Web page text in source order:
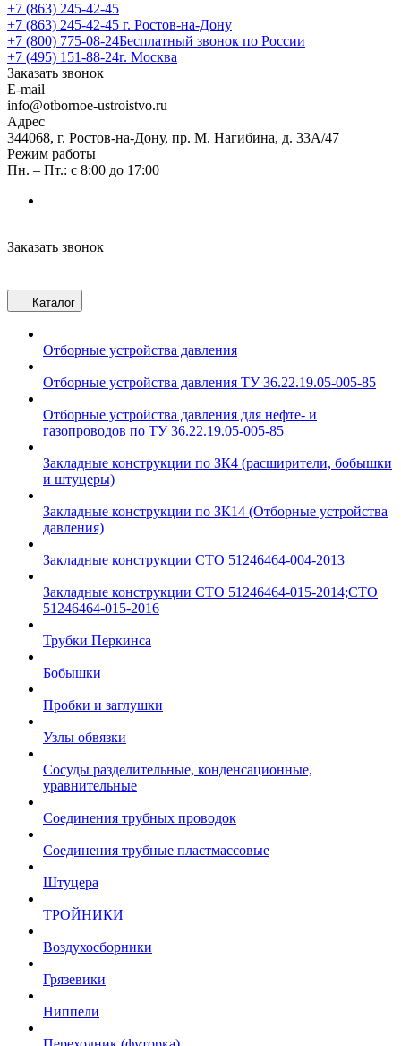
+7 (863) 245-42-45
+7 (863) 245-42-45 г. Ростов-на-Дону
+7 (800) 775-08-24Бесплатный звонок по России
+7 (495) 151-88-24г. Москва
Заказать звонок
E-mail
info@otbornoe-ustroistvo.ru
Адрес
344068, г. Ростов-на-Дону, пр. М. Нагибина, д. 33А/47
Режим работы
Пн. – Пт.: с 8:00 до 17:00
Заказать звонок
Каталог
Отборные устройства давления
Отборные устройства давления ТУ 36.22.19.05-005-85
Отборные устройства давления для нефте- и
газопроводов по ТУ 36.22.19.05-005-85
Закладные конструкции по ЗК4 (расширители, бобышки
и штуцеры)
Закладные конструкции по ЗК14 (Отборные устройства
давления)
Закладные конструкции СТО 51246464-004-2013
Закладные конструкции СТО 51246464-015-2014;СТО
51246464-015-2016
Трубки Перкинса
Бобышки
Пробки и заглушки
Узлы обвязки
Сосуды разделительные, конденсационные,
уравнительные
Соединения трубных проводок
Соединения трубные пластмассовые
Штуцера
ТРОЙНИКИ
Воздухосборники
Грязевики
Ниппели